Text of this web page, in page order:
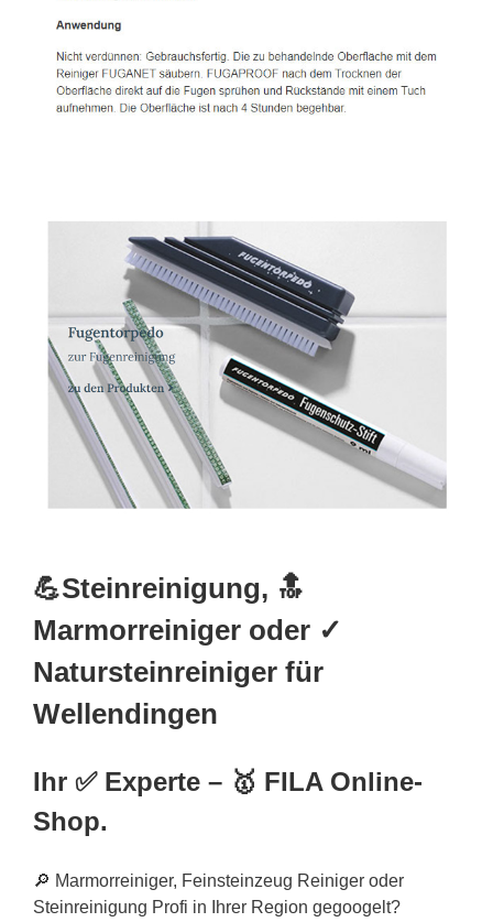
💪Steinreinigung, 🔝
Marmorreiniger oder ✓
Natursteinreiniger für
Wellendingen
Ihr ✅ Experte – 🥇 FILA Online-
Shop.
🔎 Marmorreiniger, Feinsteinzeug Reiniger oder
Steinreinigung Profi in Ihrer Region gegoogelt?